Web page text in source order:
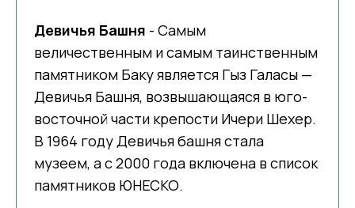
Девичья Башня - Самым
величественным и самым таинственным
памятником Баку является Гыз Галасы —
Девичья Башня, возвышающаяся в юго-
восточной части крепости Ичери Шехер.
В 1964 году Девичья башня стала
музеем, а с 2000 года включена в список
памятников ЮНЕСКО.